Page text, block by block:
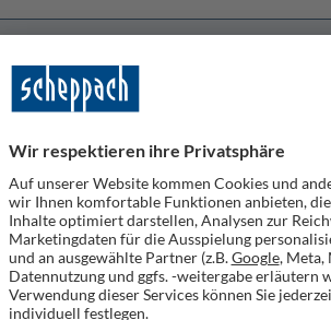
vorhanden